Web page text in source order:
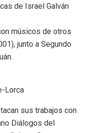
de Israel Galván
músicos de otros
junto a Segundo
Lorca
sus trabajos con
Diálogos del